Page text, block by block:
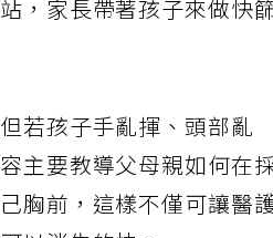
，家長帶著孩子來做快
若孩子手亂揮、頭部亂
主要教導父母親如何在
胸前，這樣不僅可讓醫